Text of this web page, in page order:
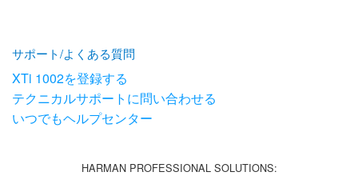
サポート/よくある質問
XTi 1002を登録する
テクニカルサポートに問い合わせる
いつでもヘルプセンター
HARMAN PROFESSIONAL SOLUTIONS: